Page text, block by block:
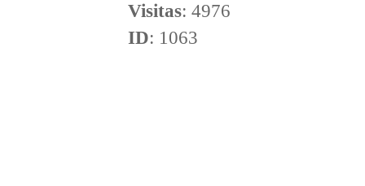
Visitas: 4976
ID: 1063